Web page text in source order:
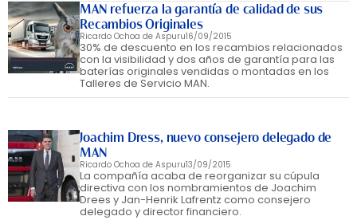
MAN refuerza la garantía de calidad de sus
Recambios Originales
Ricardo Ochoa de Aspuru16/09/2015
30% de descuento en los recambios relacionados
con la visibilidad y dos años de garantía para las
baterías originales vendidas o montadas en los
Talleres de Servicio MAN.
Joachim Dress, nuevo consejero delegado de
MAN
Ricardo Ochoa de Aspuru13/09/2015
La compañía acaba de reorganizar su cúpula
directiva con los nombramientos de Joachim
Drees y Jan-Henrik Lafrentz como consejero
delegado y director financiero.